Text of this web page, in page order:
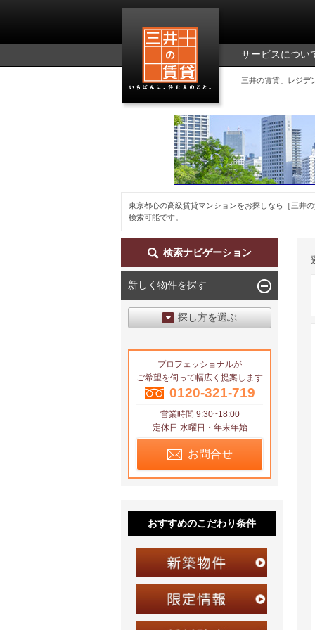
サービスについ
「三井の賃貸」レジ
東京都心の高級賃貸マンションをお探しなら［三
検索可能です。
検索ナビゲーション
新しく物件を探す
探し方を選ぶ
区から探す
地図から探す
沿線から探す
プロフェッショナルが
ご希望を伺って幅広く提案します
0120-321-719
営業時間 9:30~18:00
定休日 水曜日・年末年始
お問合せ
おすすめのこだわり条件